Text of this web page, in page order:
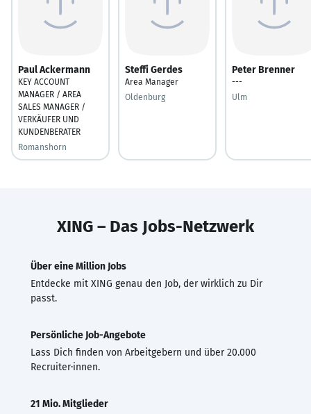
Paul Ackermann
KEY ACCOUNT
MANAGER / AREA
SALES MANAGER /
VERKÄUFER UND
KUNDENBERATER
Romanshorn
Steffi Gerdes
Area Manager
Oldenburg
Peter Brenner
---
Ulm
XING – Das Jobs-Netzwerk
Über eine Million Jobs
Entdecke mit XING genau den Job, der wirklich zu Dir
passt.
Persönliche Job-Angebote
Lass Dich finden von Arbeitgebern und über 20.000
Recruiter·innen.
21 Mio. Mitglieder